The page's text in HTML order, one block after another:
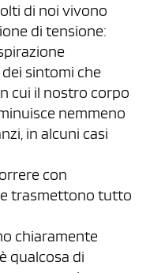
di noi vivono
di tensione:
sintomi che
cui il nostro corpo
nemmeno
in alcuni casi
con
trasmettono tutto
chiaramente
qualcosa di